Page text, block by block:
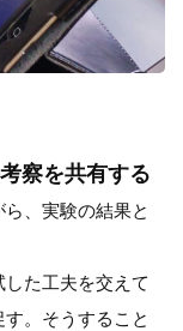
察を共有する
、実験の結果と
た工夫を交えて
。そうすること